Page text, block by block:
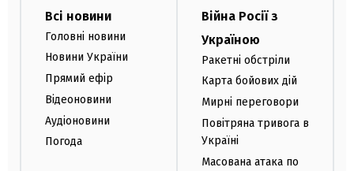
Всі новини
Головні новини
Новини України
Прямий ефір
Відеоновини
Аудіоновини
Погода
Війна Росії з
Україною
Ракетні обстріли
Карта бойових дій
Мирні переговори
Повітряна тривога в
Україні
Масована атака по